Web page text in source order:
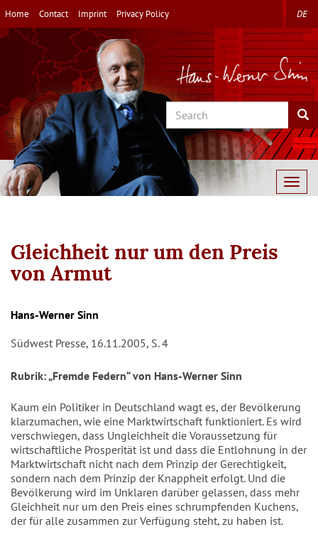
Skip
to
main
Home Contact Imprint Privacy Policy DE
Search
Gleichheit nur um den Preis
von Armut
Autor/en
Hans-Werner Sinn
Südwest Presse, 16.11.2005, S. 4
Rubrik: „Fremde Federn“ von Hans-Werner Sinn
Kaum ein Politiker in Deutschland wagt es, der Bevölkerung
klarzumachen, wie eine Marktwirtschaft funktioniert. Es wird
verschwiegen, dass Ungleichheit die Voraussetzung für
wirtschaftliche Prosperität ist und dass die Entlohnung in der
Marktwirtschaft nicht nach dem Prinzip der Gerechtigkeit,
sondern nach dem Prinzip der Knappheit erfolgt. Und die
Bevölkerung wird im Unklaren darüber gelassen, dass mehr
Gleichheit nur um den Preis eines schrumpfenden Kuchens,
der für alle zusammen zur Verfügung steht, zu haben ist.